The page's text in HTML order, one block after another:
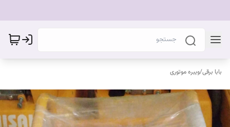
بابا برقی/ویبره موتوری